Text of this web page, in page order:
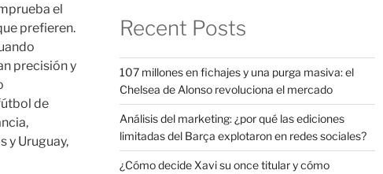
el
prefieren.
precisión y
de
y Uruguay,
Recent Posts
107 millones en fichajes y una purga masiva: el
Chelsea de Alonso revoluciona el mercado
Análisis del marketing: ¿por qué las ediciones
limitadas del Barça explotaron en redes sociales?
¿Cómo decide Xavi su once titular y cómo